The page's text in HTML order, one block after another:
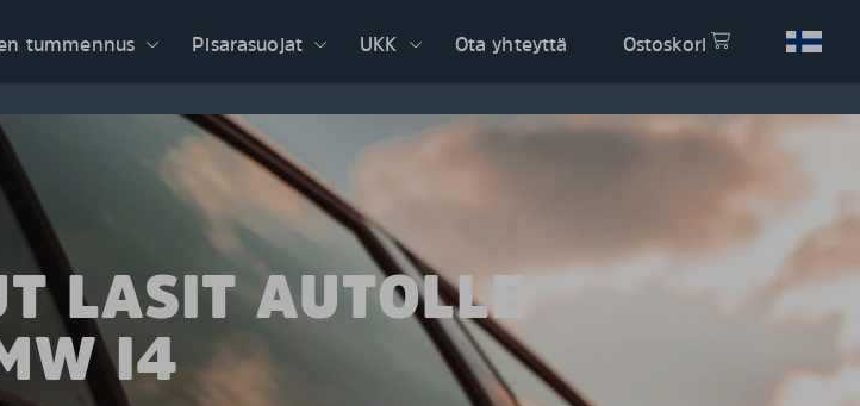
tummennus Pisarasuojat UKK Ota yhteyttä Ostoskori
LASIT AUTOLLE
I4